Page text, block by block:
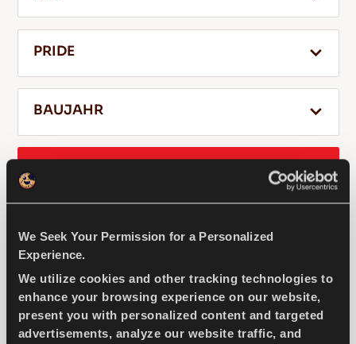
We Seek Your Permission for a Personalized
Experience.
We utilize cookies and other tracking technologies to
enhance your browsing experience on our website,
present you with personalized content and targeted
advertisements, analyze our website traffic, and
SERVICE & HILFE
DE
Tipps für das Fahren im Schnee
WEITERLESEN
PRIDE
BAUJAHR
GREENWAYS